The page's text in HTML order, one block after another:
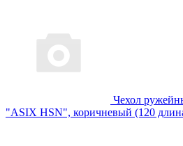
Чехол
"ASIX HSN", коричневый (120